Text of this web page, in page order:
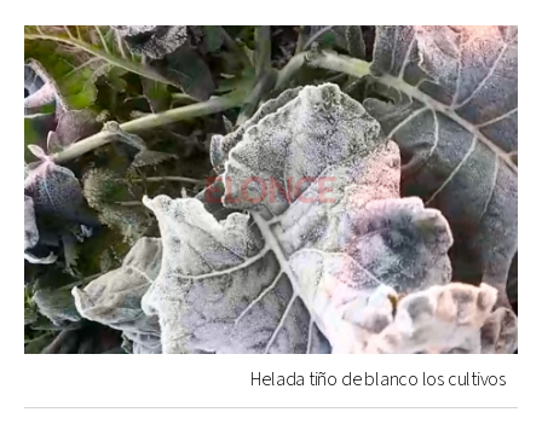
Helada tiño de blanco los cultivos